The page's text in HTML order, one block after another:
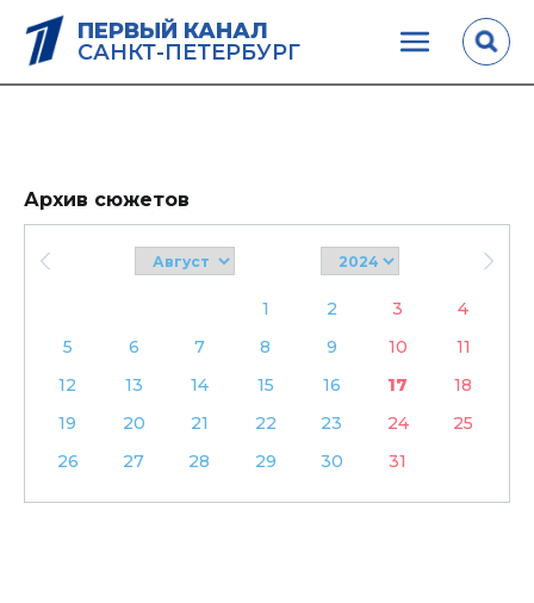
ПЕРВЫЙ КАНАЛ
САНКТ-ПЕТЕРБУРГ
Архив сюжетов
1 2 3
4
5
6 7 8 9 10
11
12
13 14 15 16 17
18
19
20 21 22 23 24
25
26
27 28 29 30 31